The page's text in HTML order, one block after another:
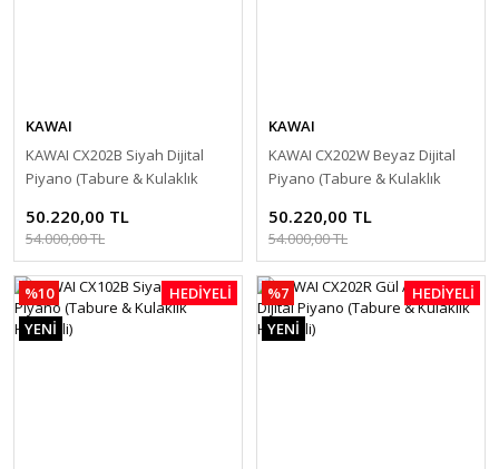
KAWAI
KAWAI CX202B Siyah Dijital
Piyano (Tabure & Kulaklık
50.220,00 TL
54.000,00 TL
KAWAI
KAWAI CX202W Beyaz Dijital
Piyano (Tabure & Kulaklık
50.220,00 TL
54.000,00 TL
%10
YENİ
HEDİYELİ
%7
YENİ
HEDİYELİ